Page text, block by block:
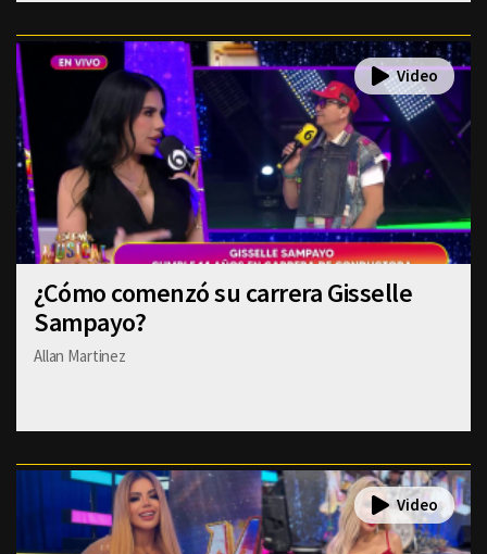
¿Cómo comenzó su carrera Gisselle
Sampayo?
Allan Martinez